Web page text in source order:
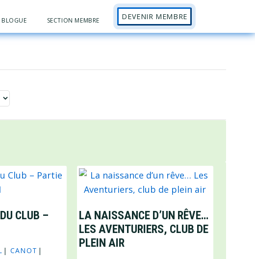
BLOGUE SECTION MEMBRE DEVENIR MEMBRE
CLUB –
| CANOT |
LA NAISSANCE D’UN RÊVE…
LES AVENTURIERS, CLUB DE
PLEIN AIR